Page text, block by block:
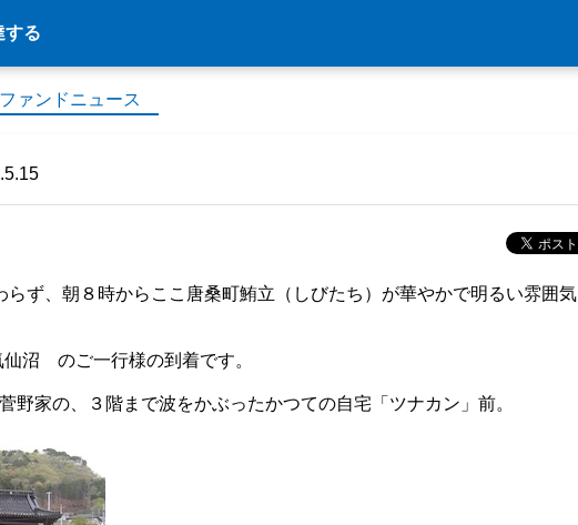
する
ァンドニュース
らず、朝８時からここ唐桑町鮪立（しびたち）が華やかで明るい雰囲気
沼 のご一行様の到着です。
野家の、３階まで波をかぶったかつての自宅「ツナカン」前。